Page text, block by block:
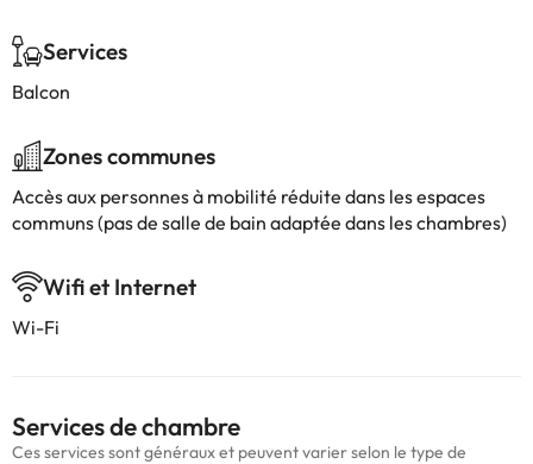
Services
Balcon
Zones communes
Accès aux personnes à mobilité réduite dans les espaces
communs (pas de salle de bain adaptée dans les chambres)
Wifi et Internet
Wi-Fi
Services de chambre
Ces services sont généraux et peuvent varier selon le type de